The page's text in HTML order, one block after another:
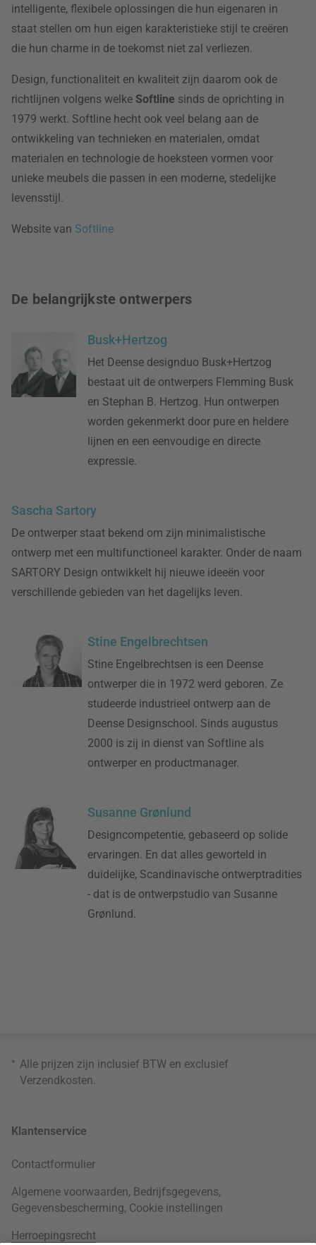
intelligente, flexibele oplossingen die hun eigenaren in
staat stellen om hun eigen karakteristieke stijl te creëren
die hun charme in de toekomst niet zal verliezen.
Design, functionaliteit en kwaliteit zijn daarom ook de
richtlijnen volgens welke Softline sinds de oprichting in
1979 werkt. Softline hecht ook veel belang aan de
ontwikkeling van technieken en materialen, omdat
materialen en technologie de hoeksteen vormen voor
unieke meubels die passen in een moderne, stedelijke
levensstijl.
Website van Softline
De belangrijkste ontwerpers
Busk+Hertzog
Het Deense designduo Busk+Hertzog
bestaat uit de ontwerpers Flemming Busk
en Stephan B. Hertzog. Hun ontwerpen
worden gekenmerkt door pure en heldere
lijnen en een eenvoudige en directe
expressie.
Sascha Sartory
De ontwerper staat bekend om zijn minimalistische
ontwerp met een multifunctioneel karakter. Onder de naam
SARTORY Design ontwikkelt hij nieuwe ideeën voor
verschillende gebieden van het dagelijks leven.
Stine Engelbrechtsen
Stine Engelbrechtsen is een Deense
ontwerper die in 1972 werd geboren. Ze
studeerde industrieel ontwerp aan de
Deense Designschool. Sinds augustus
2000 is zij in dienst van Softline als
ontwerper en productmanager.
Susanne Grønlund
Designcompetentie, gebaseerd op solide
ervaringen. En dat alles geworteld in
duidelijke, Scandinavische ontwerptradities
- dat is de ontwerpstudio van Susanne
Grønlund.
* Alle prijzen zijn inclusief BTW en exclusief
Verzendkosten
Klantenservice
Contactformulier
Algemene voorwaarden, Bedrijfsgegevens,
Gegevensbescherming, Cookie instellingen
Herroepingsrecht